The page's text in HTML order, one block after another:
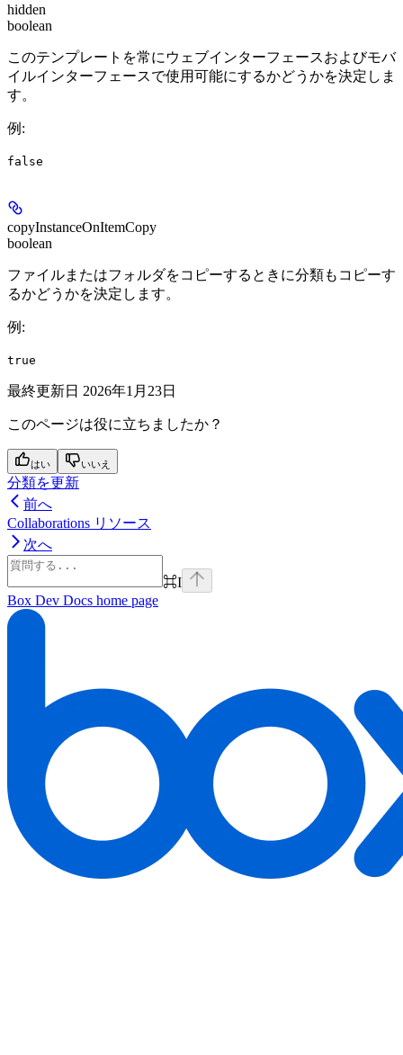
hidden
boolean
このテンプレートを常にウェブインターフェースおよびモバ
イルインターフェースで使用可能にするかどうかを決定しま
す。
例 :
false
copyInstanceOnItemCopy
boolean
ファイルまたはフォルダをコピーするときに分類もコピーす
るかどうかを決定します。
例 :
true
最終更新日 2026年1月23日
このページは役に立ちましたか？
はい いいえ
分類を更新
前へ
Collaborations リソース
次へ
⌘I
Box Dev Docs home page